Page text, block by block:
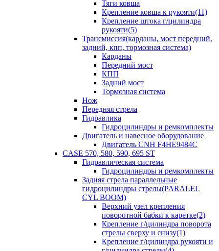
Тяги ковша
Крепление ковша к рукояти(11)
Крепление штока г/цилиндра
рукояти(5)
Трансмиссия(карданы, мост передний,
задний, кпп, тормозная система)
Карданы
Передний мост
КПП
Задний мост
Тормозная система
Нож
Передняя стрела
Гидравлика
Гидроцилиндры и ремкомплекты
Двигатель и навесное оборудование
Двигатель CNH F4HE9484C
CASE 570, 580, 590, 695 ST
Гидравлическая система
Гидроцилиндры и ремкомплекты
Задняя стрела параллельные
гидроцилиндры стрелы(PARALEL
CYL BOOM)
Верхний узел крепления
поворотной бабки к каретке(2)
Крепление г/цилиндра поворота
стрелы сверху и снизу(1)
Крепление г/цилиндра рукояти и